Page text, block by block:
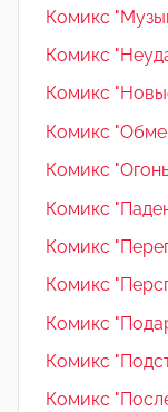
Комикс
Комикс
Комикс
Комикс
Комикс
Комикс
Комикс
Комикс
Комикс
Комикс
Комикс